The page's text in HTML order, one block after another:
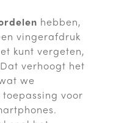
hebben,
vingerafdruk
kunt vergeten,
verhoogt het
we
voor